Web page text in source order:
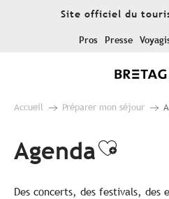
Site officiel du
Pros Presse
Accueil Préparer mon séjour
Agenda
Des concerts, des festivals, des